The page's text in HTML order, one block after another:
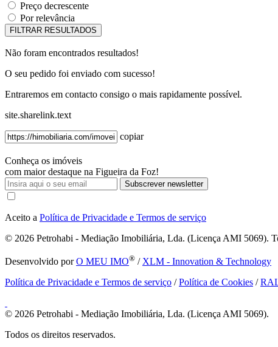
Preço decrescente
Por relevância
Não foram encontrados resultados!
O seu pedido foi enviado com sucesso!
Entraremos em contacto consigo o mais rapidamente possível.
site.sharelink.text
copiar
Conheça os imóveis
com maior destaque na Figueira da Foz!
Subscrever newsletter
Aceito a Política de Privacidade e Termos de serviço
© 2026 Petrohabi - Mediação Imobiliária, Lda. (Licença AMI 5069).
Desenvolvido porO MEU IMO® / XLM - Innovation & Technology
Política de Privacidade e Termos de serviço /Política de Cookies /
© 2026 Petrohabi - Mediação Imobiliária, Lda. (Licença AMI 5069).
Todos os direitos reservados.